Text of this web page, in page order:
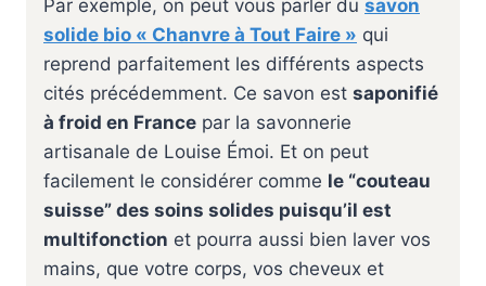
Par exemple, on peut vous parler du savon
solide bio « Chanvre à Tout Faire » qui
reprend parfaitement les différents aspects
cités précédemment. Ce savon est saponifié
à froid en France par la savonnerie
artisanale de Louise Émoi. Et on peut
facilement le considérer comme le “couteau
suisse” des soins solides puisqu’il est
multifonction et pourra aussi bien laver vos
mains, que votre corps, vos cheveux et